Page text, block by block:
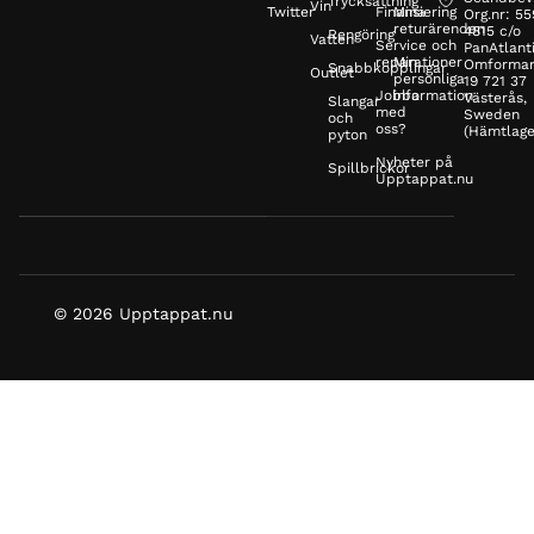
TwitterVin
Vatten
Outlet
Rengöring
Snabbkopplingar
Slangar
och
pyton
Spillbrickor
Finansiering
Service och
reparationer
Jobba
med
oss?
Nyheter på
Upptappat.nu
Mina
returärenden
Min
personliga
information
Org.nr:
4815 c/o
19 721 37
Västerås,
Sweden
© 2026 Upptappat.nu